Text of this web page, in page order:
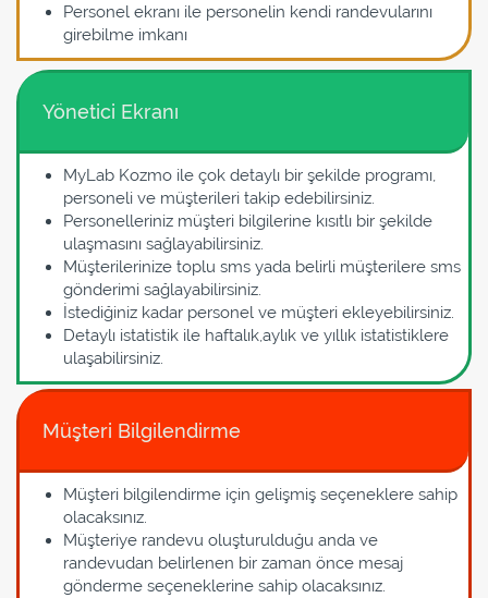
Personel ekranı ile personelin kendi randevularını
girebilme imkanı
Yönetici Ekranı
MyLab Kozmo ile çok detaylı bir şekilde programı,
personeli ve müşterileri takip edebilirsiniz.
Personelleriniz müşteri bilgilerine kısıtlı bir şekilde
ulaşmasını sağlayabilirsiniz.
Müşterilerinize toplu sms yada belirli müşterilere sms
gönderimi sağlayabilirsiniz.
İstediğiniz kadar personel ve müşteri ekleyebilirsiniz.
Detaylı istatistik ile haftalık,aylık ve yıllık istatistiklere
ulaşabilirsiniz.
Müşteri Bilgilendirme
Müşteri bilgilendirme için gelişmiş seçeneklere sahip
olacaksınız.
Müşteriye randevu oluşturulduğu anda ve
randevudan belirlenen bir zaman önce mesaj
gönderme seçeneklerine sahip olacaksınız.